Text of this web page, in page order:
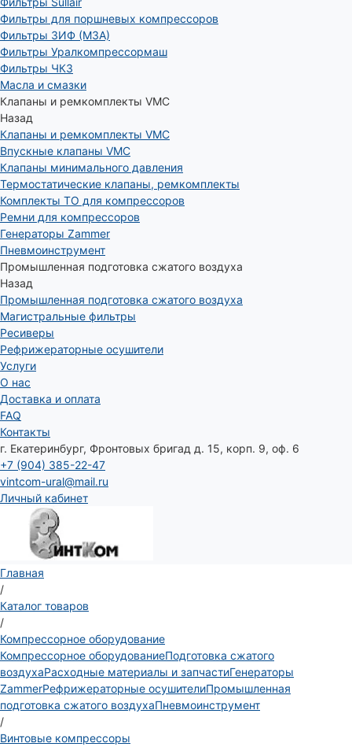
Фильтры для поршневых компрессоров
Фильтры ЗИФ (МЗА)
Фильтры Уралкомпрессормаш
Фильтры ЧКЗ
Масла и смазки
Клапаны и ремкомплекты VMC
Назад
Клапаны и ремкомплекты VMC
Впускные клапаны VMC
Клапаны минимального давления
Термостатические клапаны, ремкомплекты
Комплекты ТО для компрессоров
Ремни для компрессоров
Генераторы Zammer
Пневмоинструмент
Промышленная подготовка сжатого воздуха
Назад
Промышленная подготовка сжатого воздуха
Магистральные фильтры
Ресиверы
Рефрижераторные осушители
Услуги
О нас
Доставка и оплата
FAQ
Контакты
г. Екатеринбург, Фронтовых бригад д. 15, корп. 9, оф. 6
+7 (904) 385-22-47
vintcom-ural@mail.ru
Личный кабинет
Главная
/
Каталог товаров
/
Компрессорное оборудование
Компрессорное оборудованиеПодготовка сжатого
воздухаРасходные материалы и запчастиГенераторы
ZammerРефрижераторные осушителиПромышленная
подготовка сжатого воздухаПневмоинструмент
/
Винтовые компрессоры